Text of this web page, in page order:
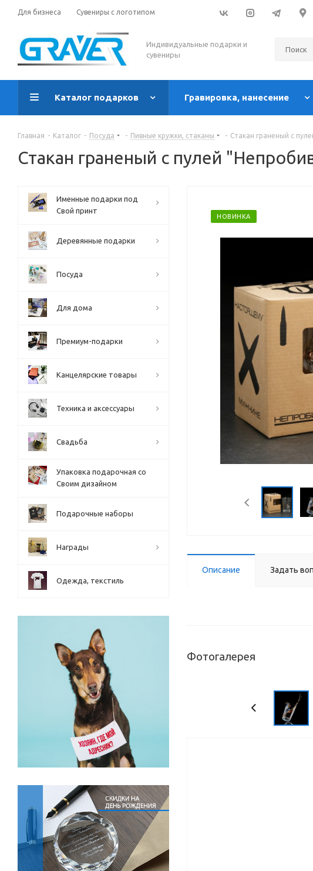
Для бизнеса Сувениры с логотипом
Индивидуальные подарки и
сувениры
Каталог подарков Гравировка, нанесение
Главная - Каталог - Посуда - Пивные кружки, стаканы - Стакан граненый с
Стакан граненый с пулей
НОВИНКА
Описание Задать
Фотогалерея
Именные подарки под
Свой принт
Деревянные подарки
Посуда
Для дома
Премиум-подарки
Канцелярские товары
Техника и аксессуары
Свадьба
Упаковка подарочная со
Своим дизайном
Подарочные наборы
Награды
Одежда, текстиль